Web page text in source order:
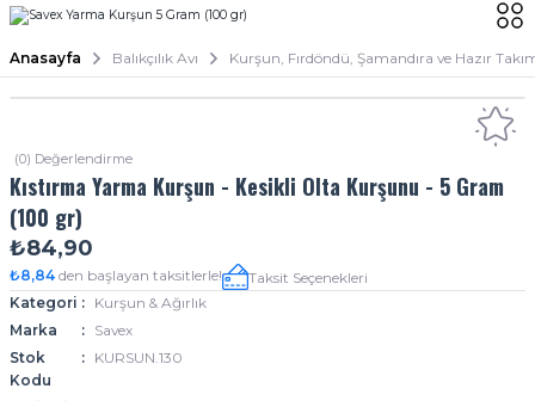
Anasayfa Balıkçılık Avı Kurşun, Fırdöndü, Şamandıra ve Hazır
(0) Değerlendirme
Kıstırma Yarma Kurşun - Kesikli Olta Kurşunu - 5 Gram
(100 gr)
₺84,90
₺8,84 den başlayan taksitlerle!
Taksit Seçenekleri
Kategori
Kurşun & Ağırlık
Marka
Savex
Stok
Kodu
KURSUN.130